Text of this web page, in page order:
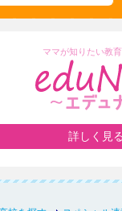
ママが知りたい教
詳しく見る